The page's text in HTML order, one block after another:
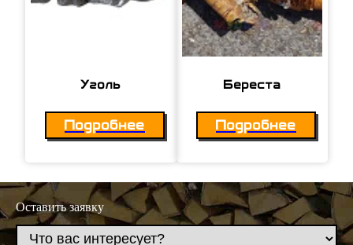
Уголь
Подробнее
Береста
Подробнее
Оставить заявку